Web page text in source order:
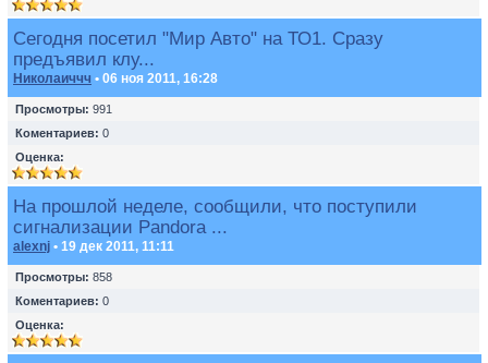
Сегодня посетил "Мир Авто" на ТО1. Сразу
предъявил клу...
Николаиччч • 06 ноя 2011, 16:28
Просмотры: 991
Коментариев: 0
Оценка:
На прошлой неделе, сообщили, что поступили
сигнализации Pandora ...
alexnj • 19 дек 2011, 11:11
Просмотры: 858
Коментариев: 0
Оценка: